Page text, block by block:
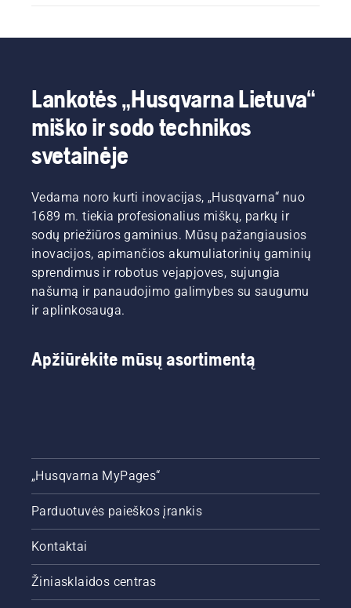
Lankotės „Husqvarna Lietuva“
miško ir sodo technikos
svetainėje
Vedama noro kurti inovacijas, „Husqvarna“ nuo
1689 m. tiekia profesionalius miškų, parkų ir
sodų priežiūros gaminius. Mūsų pažangiausios
inovacijos, apimančios akumuliatorinių gaminių
sprendimus ir robotus vejapjoves, sujungia
našumą ir panaudojimo galimybes su saugumu
ir aplinkosauga.
Apžiūrėkite mūsų asortimentą
„Husqvarna MyPages“
Parduotuvės paieškos įrankis
Kontaktai
Žiniasklaidos centras